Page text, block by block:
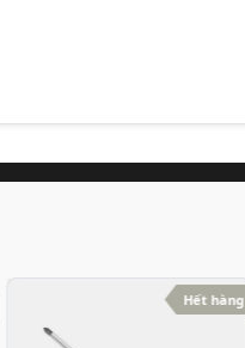
Hết hàng